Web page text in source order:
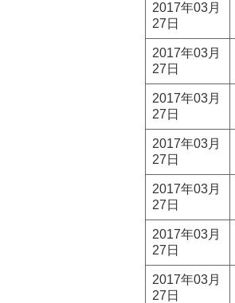
2017年03月
27日
2017年03月
27日
2017年03月
27日
2017年03月
27日
2017年03月
27日
2017年03月
27日
2017年03月
27日